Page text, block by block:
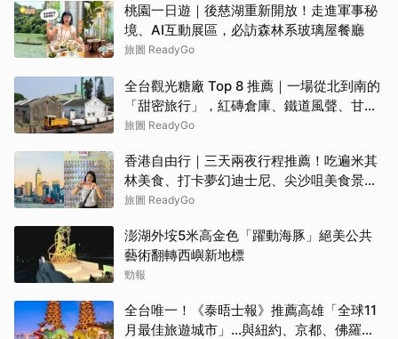
桃園一日遊｜後慈湖重新開放！走進軍事秘
境、AI互動展區，必訪森林系玻璃屋餐廳
旅圖 ReadyGo
全台觀光糖廠 Top 8 推薦｜一場從北到南的
「甜密旅行」，紅磚倉庫、鐵道風聲、甘蔗
香氣交織！
旅圖 ReadyGo
香港自由行｜三天兩夜行程推薦！吃遍米其
林美食、打卡夢幻迪士尼、尖沙咀美食景點
全攻略
旅圖 ReadyGo
澎湖外垵5米高金色「躍動海豚」絕美公共
藝術翻轉西嶼新地標
勁報
全台唯一！《泰晤士報》推薦高雄「全球11
月最佳旅遊城市」…與紐約、京都、佛羅倫